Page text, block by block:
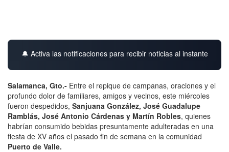
🔔 Activa las notificaciones para recibir noticias al instante
Salamanca, Gto.- Entre el repique de campanas, oraciones y el
profundo dolor de familiares, amigos y vecinos, este miércoles
fueron despedidos, Sanjuana González, José Guadalupe
Ramblás, José Antonio Cárdenas y Martín Robles, quienes
habrían consumido bebidas presuntamente adulteradas en una
fiesta de XV años el pasado fin de semana en la comunidad
Puerto de Valle.